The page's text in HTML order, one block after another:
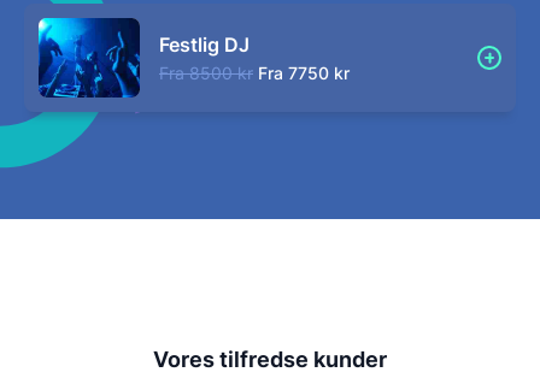
Festlig DJ
Fra 8500 kr Fra 7750 kr
Vores tilfredse kunder